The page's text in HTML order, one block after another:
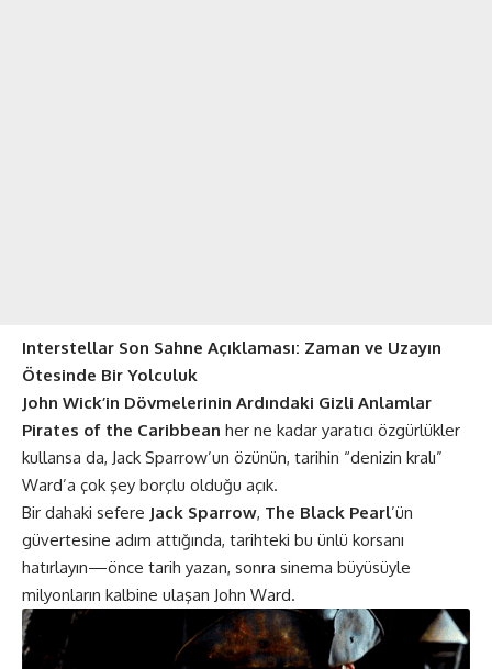
Interstellar Son Sahne Açıklaması: Zaman ve Uzayın
Ötesinde Bir Yolculuk
John Wick’in Dövmelerinin Ardındaki Gizli Anlamlar
Pirates of the Caribbean her ne kadar yaratıcı özgürlükler
kullansa da, Jack Sparrow’un özünün, tarihin “denizin kralı”
Ward’a çok şey borçlu olduğu açık.
Bir dahaki sefere Jack Sparrow, The Black Pearl’ün
güvertesine adım attığında, tarihteki bu ünlü korsanı
hatırlayın—önce tarih yazan, sonra sinema büyüsüyle
milyonların kalbine ulaşan John Ward.